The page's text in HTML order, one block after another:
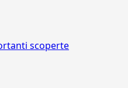
scoperte